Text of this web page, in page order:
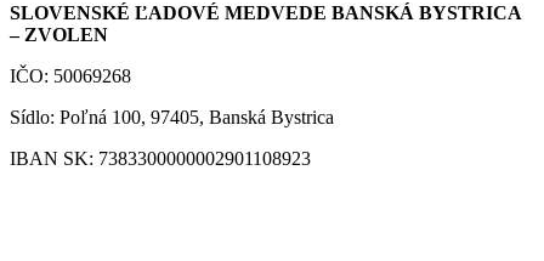
SLOVENSKÉ ĽADOVÉ MEDVEDE BANSKÁ BYSTRICA
– ZVOLEN
IČO: 50069268
Sídlo: Poľná 100, 97405, Banská Bystrica
IBAN SK: 7383300000002901108923